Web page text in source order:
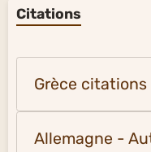
Citations
Grèce citations
Allemagne -